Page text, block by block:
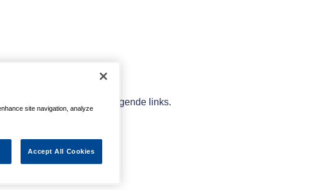
weg te helpen met de volgende links.
site navigation, analyze
Accept All Cookies